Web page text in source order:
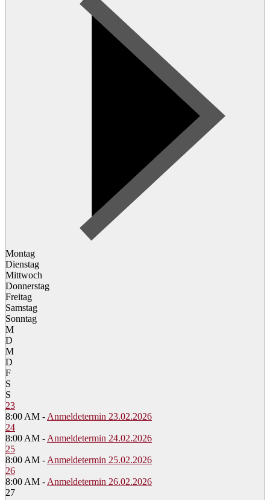
Montag
Dienstag
Mittwoch
Donnerstag
Freitag
Samstag
Sonntag
M
D
M
D
F
S
S
23
8:00 AM - Anmeldetermin 23.02.2026
24
8:00 AM - Anmeldetermin 24.02.2026
25
8:00 AM - Anmeldetermin 25.02.2026
26
8:00 AM - Anmeldetermin 26.02.2026
27